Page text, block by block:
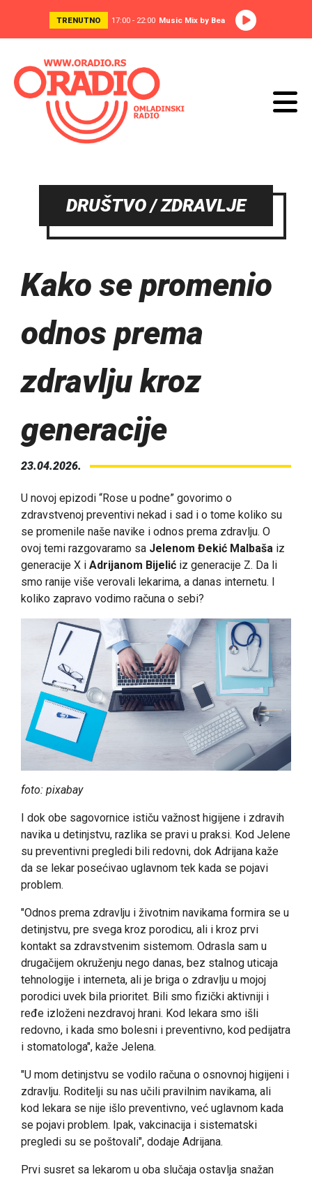
TRENUTNO 17:00 - 22:00 Music Mix by Bea
DRUŠTVO / ZDRAVLJE
Kako se promenio
odnos prema
zdravlju kroz
generacije
23.04.2026.
U novoj epizodi “Rose u podne” govorimo o
zdravstvenoj preventivi nekad i sad i o tome koliko su
se promenile naše navike i odnos prema zdravlju. O
ovoj temi razgovaramo sa Jelenom Đekić Malbaša iz
generacije X i Adrijanom Bijelić iz generacije Z. Da li
smo ranije više verovali lekarima, a danas internetu. I
koliko zapravo vodimo računa o sebi?
foto: pixabay
I dok obe sagovornice ističu važnost higijene i zdravih
navika u detinjstvu, razlika se pravi u praksi. Kod Jelene
su preventivni pregledi bili redovni, dok Adrijana kaže
da se lekar posećivao uglavnom tek kada se pojavi
problem.
"Odnos prema zdravlju i životnim navikama formira se u
detinjstvu, pre svega kroz porodicu, ali i kroz prvi
kontakt sa zdravstvenim sistemom. Odrasla sam u
drugačijem okruženju nego danas, bez stalnog uticaja
tehnologije i interneta, ali je briga o zdravlju u mojoj
porodici uvek bila prioritet. Bili smo fizički aktivniji i
ređe izloženi nezdravoj hrani. Kod lekara smo išli
redovno, i kada smo bolesni i preventivno, kod pedijatra
i stomatologa", kaže Jelena.
"U mom detinjstvu se vodilo računa o osnovnoj higijeni i
zdravlju. Roditelji su nas učili pravilnim navikama, ali
kod lekara se nije išlo preventivno, već uglavnom kada
se pojavi problem. Ipak, vakcinacija i sistematski
pregledi su se poštovali", dodaje Adrijana.
Prvi susret sa lekarom u oba slučaja ostavlja snažan